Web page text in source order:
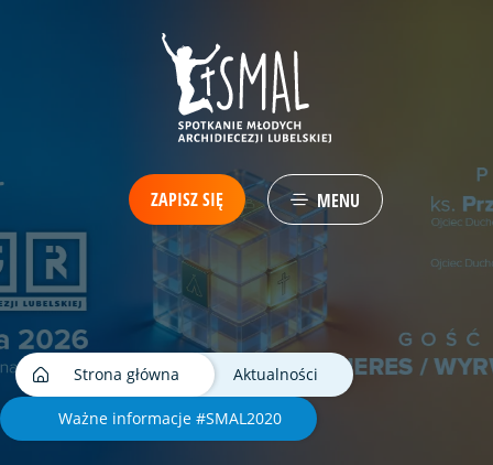
ZAPISZ SIĘ MENU
Strona główna Aktualności
Ważne informacje #SMAL2020